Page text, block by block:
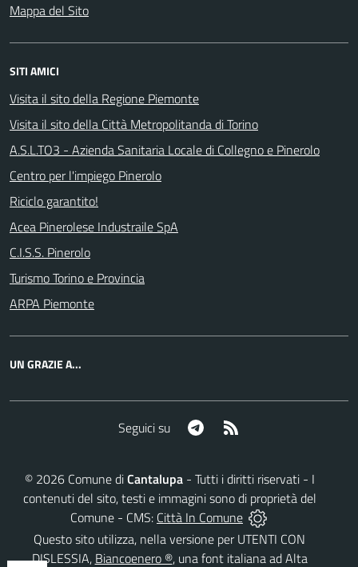
Mappa del Sito
SITI AMICI
Visita il sito della Regione Piemonte
Visita il sito della Città Metropolitanda di Torino
A.S.L.TO3 - Azienda Sanitaria Locale di Collegno e Pinerolo
Centro per l'impiego Pinerolo
Riciclo garantito!
Acea Pinerolese Industraile SpA
C.I.S.S. Pinerolo
Turismo Torino e Provincia
ARPA Piemonte
UN GRAZIE A...
Seguici su Telegram
© 2026Comune diCantalupa- Tutti i diritti riservati - I
contenuti del sito, testi e immagini sono di proprietà del
Comune - CMS: Città In Comune
Questo sito utilizza, nella versione per UTENTI CON
DISLESSIA, Biancoenero ®, una font italiana ad Alta